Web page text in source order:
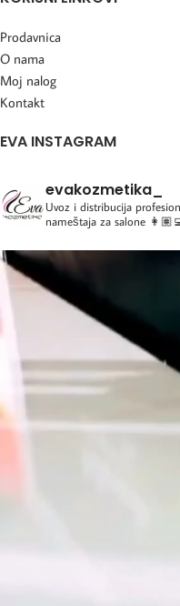
Prodavnica
O nama
Moj nalog
Kontakt
EVA INSTAGRAM
evakozmetika_
Uvoz i distribucija
nameštaja za salone